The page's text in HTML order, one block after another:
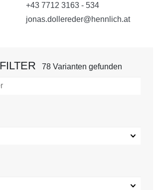
+43 7712 3163 - 534
jonas.dollereder@hennlich.at
78 Varianten gefunden